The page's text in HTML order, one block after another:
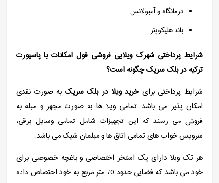
درمانگاه و آمبولانس
باند هلیکوپتر
شرایط پرداختی شهرک ویلایی فروشی فول امکانات با پاسپورت
ترکیه در بلک سریک چگونه است؟
شرایط پرداختی برایخرید ویلا در بلک سریک به صورت نقدی
امکان پذیر می باشد. تمامی ویلا ها به صورت مجهز و مبله به
فروش می رسند که این تجهیزات شامل تمامی وسایل برقی،
سرویس خواب های تمامی اتاق ها و مبلمان شیک می باشد.
هر تک ویلا دارای یک استخر اختصاصی و باغچه خصوصی برای
خود می باشد که فضایی حدود 70 متر مربع به خود اختصاص داده